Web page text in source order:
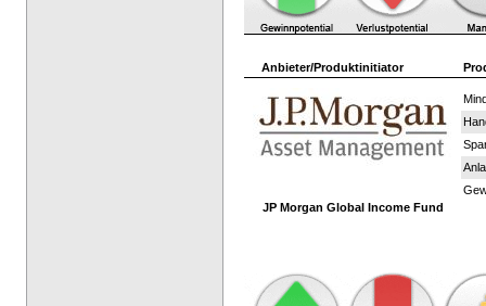
Anbieter/Produktinitiator
JP Morgan Global Income Fund